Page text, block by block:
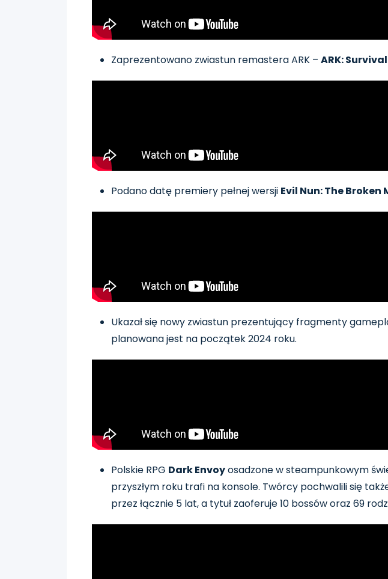
Zaprezentowano zwiastun remastera ARK – ARK:
Podano datę premiery pełnej wersji Evil Nun: The Broken
Ukazał się nowy zwiastun prezentujący fragmenty
planowana jest na początek 2024 roku.
Polskie RPG Dark Envoyosadzone w steampunkowym
przyszłym roku trafi na konsole. Twórcy pochwalili się
przez łącznie 5 lat, a tytuł zaoferuje 10 bossów oraz 69